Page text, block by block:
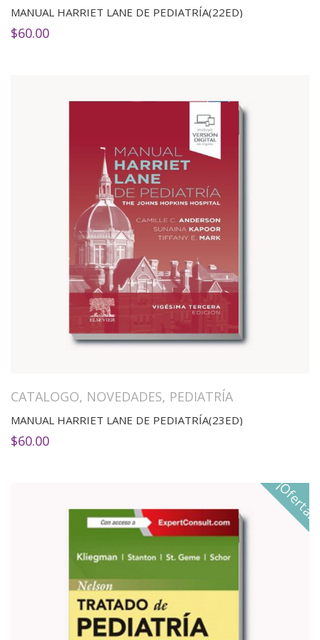
MANUAL HARRIET LANE DE PEDIATRÍA(22ED)
$60.00
CATALOGO, NOVEDADES, PEDIATRÍA
MANUAL HARRIET LANE DE PEDIATRÍA(23ED)
$60.00
¡Oferta!